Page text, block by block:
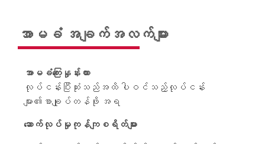
အာမခံ အချက်အလက်များ
အာမခံကြေးနှုန်းထား
လုပ်ငန်းပြီးဆုံးသည်အထိ ပါဝင်သည့်လုပ်ငန်း
များ၏စာချုပ်တန်ဖိုး အရ
ဆောက်လုပ်မှုကုန်ကျစရိတ်များ